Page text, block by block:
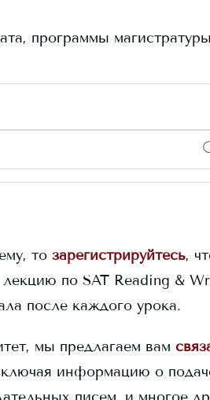
программы
то зарегистрируйтесь,
по SAT Reading &
после каждого урока.
мы предлагаем вам
информацию о